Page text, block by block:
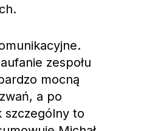
zespołu
mocną
a po
szczególny to